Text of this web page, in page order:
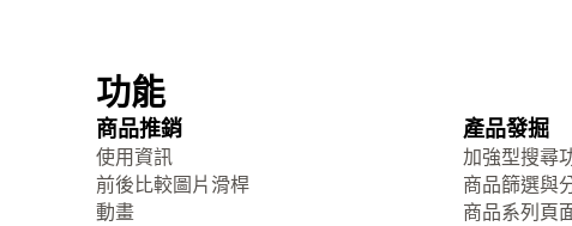
功能
商品推銷
使用資訊
前後比較圖片滑桿
動畫
產品發掘
加強型搜尋
商品篩選與
商品系列頁